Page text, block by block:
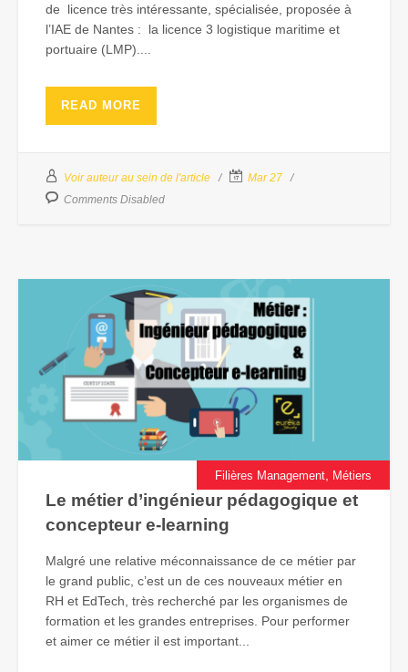
de licence très intéressante, spécialisée, proposée à
l’IAE de Nantes : la licence 3 logistique maritime et
portuaire (LMP)....
READ MORE
Voir auteur au sein de l'article
Mar 27
Comments Disabled
Filières Management Métiers
Le métier d’ingénieur pédagogique et
concepteur e-learning
Malgré une relative méconnaissance de ce métier par
le grand public, c’est un de ces nouveaux métier en
RH et EdTech, très recherché par les organismes de
formation et les grandes entreprises. Pour performer
et aimer ce métier il est important...